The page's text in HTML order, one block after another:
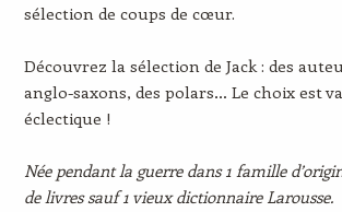
sélection de coups de cœur.
Découvrez la sélection de Jack : des
anglo-saxons, des polars… Le choix est
éclectique !
Née pendant la guerre dans 1 famille
de livres sauf 1 vieux dictionnaire Larousse.